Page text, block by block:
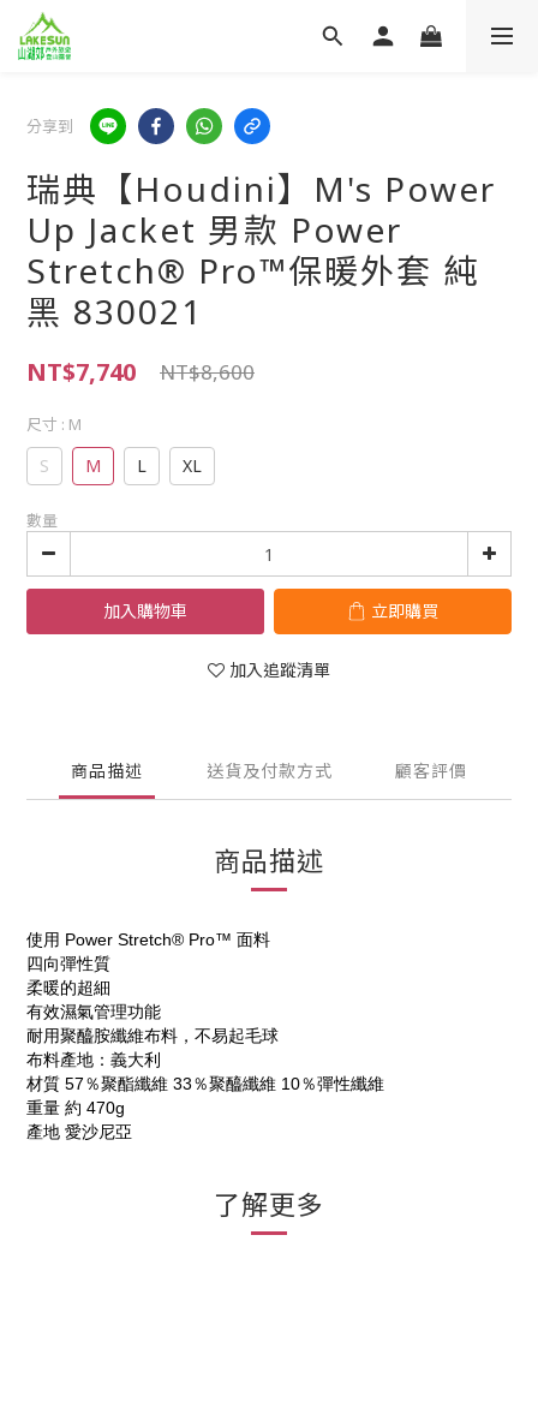
分享到
瑞典【Houdini】M's Power
Up Jacket 男款 Power
Stretch® Pro™保暖外套 純
黑 830021
NT$7,740 NT$8,600
尺寸 : M
S M L XL
數量
加入購物車 立即購買
加入追蹤清單
商品描述 送貨及付款方式 顧客評價
商品描述
使用 Power Stretch® Pro™ 面料
四向彈性質
柔暖的超細
有效濕氣管理功能
耐用聚醯胺纖維布料，不易起毛球
布料產地：義大利
材質 57％聚酯纖維 33％聚醯纖維 10％彈性纖維
重量 約 470g
產地 愛沙尼亞
了解更多